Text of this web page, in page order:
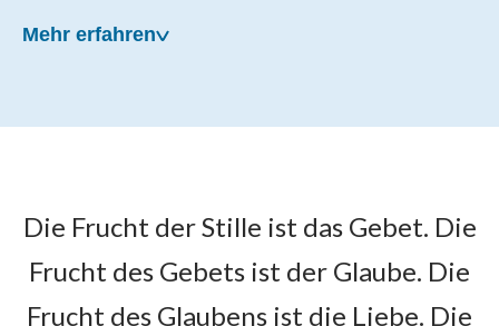
Mehr erfahren
22. April 2018 gegründet
Als Patronat für die neue Pfarrei wählten die
Die Frucht der Stille ist das Gebet. Die
Frucht des Gebets ist der Glaube. Die
Frucht des Glaubens ist die Liebe. Die